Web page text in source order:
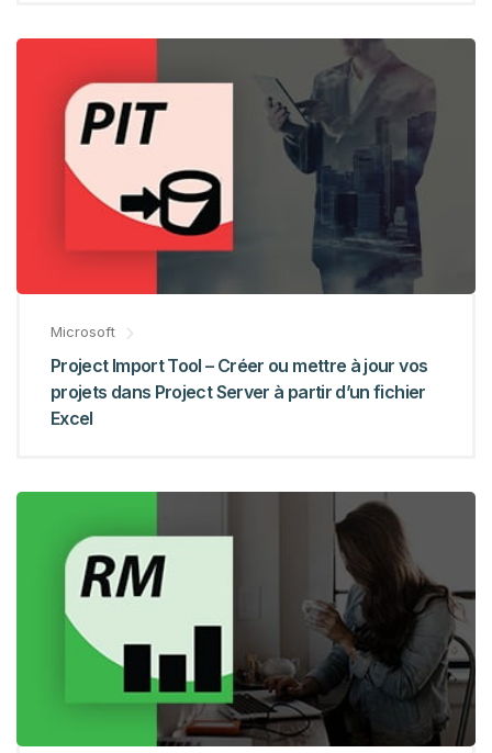
Microsoft
Project Import Tool – Créer ou mettre à jour vos
projets dans Project Server à partir d’un fichier
Excel